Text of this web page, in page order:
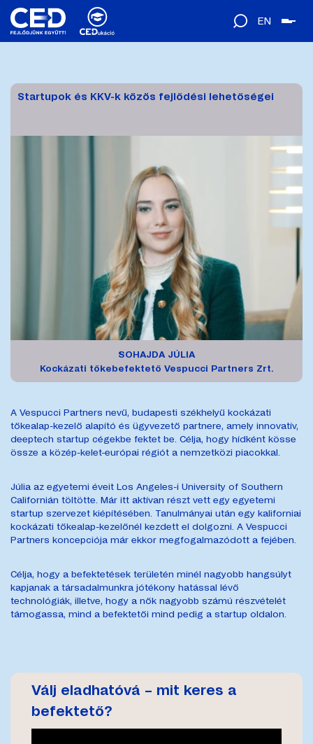
EN
Startupok és KKV-k közös fejlődési lehetőségei
SOHAJDA JÚLIA
Kockázati tőkebefektető Vespucci Partners Zrt.
A Vespucci Partners nevű, budapesti székhelyű kockázati
tőkealap-kezelő alapító és ügyvezető partnere, amely innovatív,
deeptech startup cégekbe fektet be. Célja, hogy hídként kösse
össze a közép-kelet-európai régiót a nemzetközi piacokkal.
Júlia az egyetemi éveit Los Angeles-i University of Southern
Californián töltötte. Már itt aktívan részt vett egy egyetemi
startup szervezet kiépítésében. Tanulmányai után egy kaliforniai
kockázati tőkealap-kezelőnél kezdett el dolgozni. A Vespucci
Partners koncepciója már ekkor megfogalmazódott a fejében.
Célja, hogy a befektetések területén minél nagyobb hangsúlyt
kapjanak a társadalmunkra jótékony hatással lévő
technológiák, illetve, hogy a nők nagyobb számú részvételét
támogassa, mind a befektetői mind pedig a startup oldalon.
Válj eladhatóvá – mit keres a
befektető?